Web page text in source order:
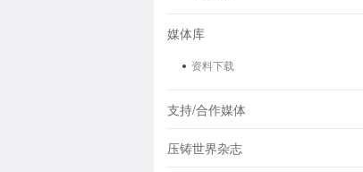
媒体库
资料下载
支持/合作媒体
压铸世界杂志